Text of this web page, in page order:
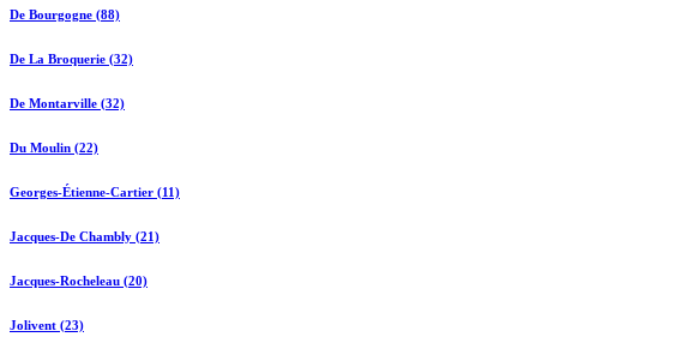
De Bourgogne (88)
De La Broquerie (32)
De Montarville (32)
Du Moulin (22)
Georges-Étienne-Cartier (11)
Jacques-De Chambly (21)
Jacques-Rocheleau (20)
Jolivent (23)